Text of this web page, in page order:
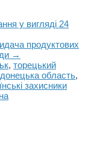
у вигляді 24
продуктових
→
, торецький
донецька область,
захисники